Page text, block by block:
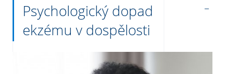
Psychologický dopad
ekzému v dospělosti